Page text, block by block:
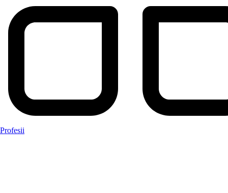
Profesii